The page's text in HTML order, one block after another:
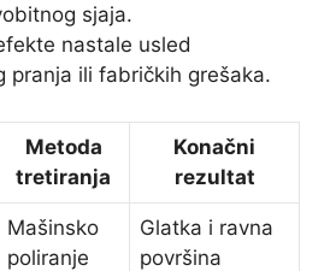
sjaja.
nastale usled
pranja ili fabričkih grešaka.
Metoda
tretiranja
Konačni
rezultat
Mašinsko
poliranje
Glatka i ravna
površina